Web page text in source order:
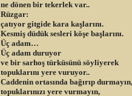
ne dönen bir tekerlek var..
Rüzgar:
çatıyor gitgide kara kaşlarını.
Kesmiş düdük sesleri köşe başlarını.
Üç adam…
Üç adam duruyor
ve bir sarhoş türküsünü söyliyerek
topuklarını yere vuruyor..
Caddenin ortasında bağırıp durmayın,
topuklarınızı yere vurmayın,